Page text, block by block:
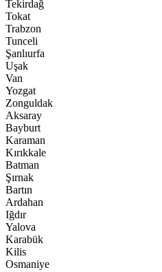
Tekirdağ
Tokat
Trabzon
Tunceli
Şanlıurfa
Uşak
Van
Yozgat
Zonguldak
Aksaray
Bayburt
Karaman
Kırıkkale
Batman
Şırnak
Bartın
Ardahan
Iğdır
Yalova
Karabük
Kilis
Osmaniye